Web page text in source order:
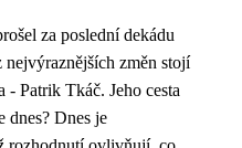
za poslední dekádu
změn stojí
- Patrik Tkáč. Jeho cesta
dnes? Dnes je